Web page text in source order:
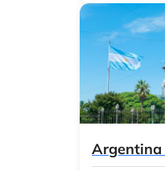
Argentina